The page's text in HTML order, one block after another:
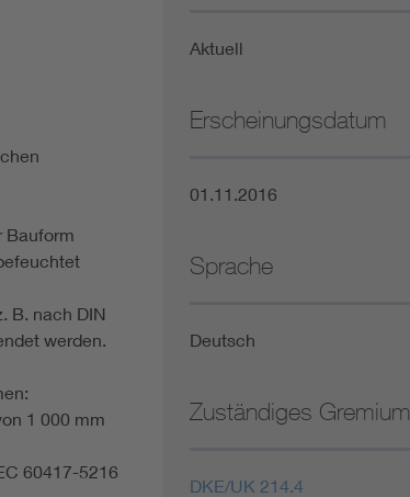
Bauform
B. nach DIN
werden.
1 000 mm
60417-5216
Aktuell
Erscheinungsdatum
01.11.2016
Sprache
Deutsch
Zuständiges Gremium
DKE/UK 214.4